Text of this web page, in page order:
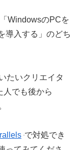
WindowsのPCを
導入する」のどち
たいクリエイタ
人でも後から
で対処でき